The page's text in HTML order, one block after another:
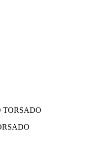
TORSADO